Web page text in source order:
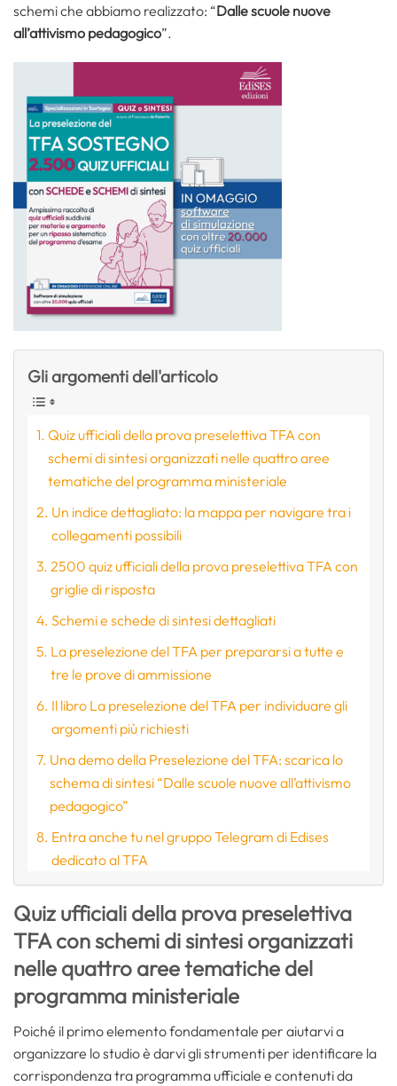
schemi che abbiamo realizzato: “Dalle scuole nuove
all’attivismo pedagogico”.
Gli argomenti dell'articolo
Quiz ufficiali della prova preselettiva TFA con
schemi di sintesi organizzati nelle quattro aree
tematiche del programma ministeriale
Un indice dettagliato: la mappa per navigare tra i
collegamenti possibili
2500 quiz ufficiali della prova preselettiva TFA con
griglie di risposta
Schemi e schede di sintesi dettagliati
La preselezione del TFA per prepararsi a tutte e
tre le prove di ammissione
Il libro La preselezione del TFA per individuare gli
argomenti più richiesti
Una demo della Preselezione del TFA: scarica lo
schema di sintesi “Dalle scuole nuove all’attivismo
pedagogico”
Entra anche tu nel gruppo Telegram di Edises
dedicato al TFA
Quiz ufficiali della prova preselettiva
TFA con schemi di sintesi organizzati
nelle quattro aree tematiche del
programma ministeriale
Poiché il primo elemento fondamentale per aiutarvi a
organizzare lo studio è darvi gli strumenti per identificare la
corrispondenza tra programma ufficiale e contenuti da